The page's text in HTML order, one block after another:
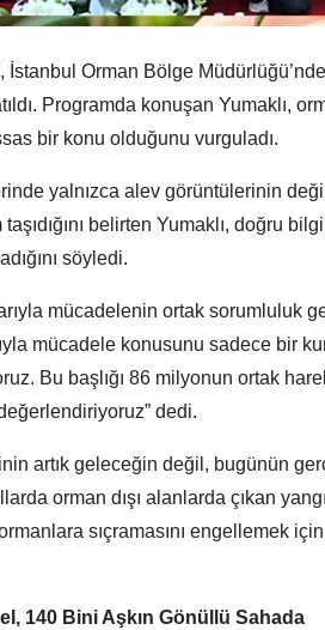
İstanbul Orman Bölge
Programda konuşan Yumaklı,
bir konu olduğunu vurguladı.
yalnızca alev görüntülerinin
belirten Yumaklı, doğru
söyledi.
mücadelenin ortak sorumluluk
mücadele konusunu sadece bir
Bu başlığı 86 milyonun ortak
dedi.
artık geleceğin değil, bugünün
orman dışı alanlarda çıkan
sıçramasını engellemek
140 Bini Aşkın Gönüllü Sahada